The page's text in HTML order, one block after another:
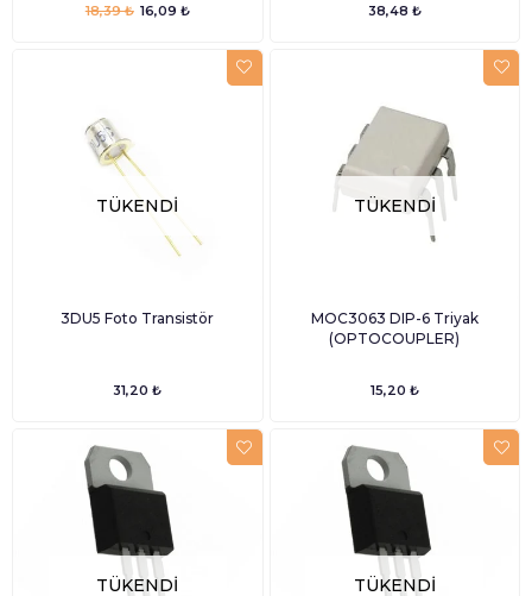
16,09 ₺
18,39 ₺ 38,48 ₺
TÜKENDI
3DU5 Foto Transistör
31,20 ₺
TÜKENDI
MOC3063 DIP-6 Triyak
(OPTOCOUPLER)
15,20 ₺
TÜKENDI TÜKENDI